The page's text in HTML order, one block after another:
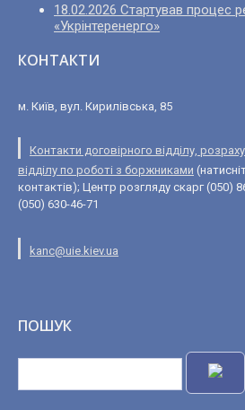
18.02.2026 Стартував процес
«Укрінтеренерго»
КОНТАКТИ
м. Київ, вул. Кирилівська, 85
Контакти договірного відділу,
відділу по роботі з боржниками
контактів); Центр розгляду скарг (050)
(050) 630-46-71
kanc@uie.kiev.ua
ПОШУК